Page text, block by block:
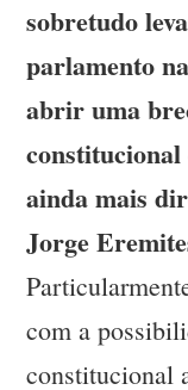
sobretudo
parlamento
abrir uma
ainda mais
Jorge
com a
constitucional